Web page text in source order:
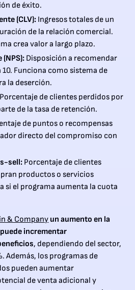
de éxito.
(CLV): Ingresos totales de un
de la relación comercial.
crea valor a largo plazo.
Disposición a recomendar
10. Funciona como sistema de
la deserción.
Porcentaje de clientes perdidos por
de la tasa de retención.
de puntos o recompensas
directo del compromiso con
sell: Porcentaje de clientes
productos o servicios
si el programa aumenta la cuota
& Company un aumento en la
incrementar
, dependiendo del sector,
Además, los programas de
pueden aumentar
de venta adicional y